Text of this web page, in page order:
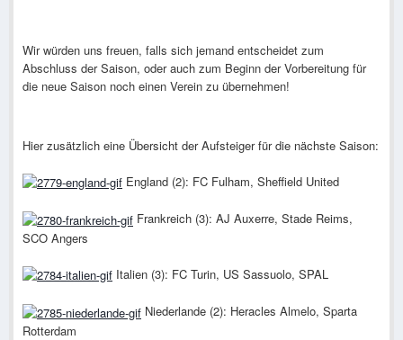
Wir würden uns freuen, falls sich jemand entscheidet zum
Abschluss der Saison, oder auch zum Beginn der Vorbereitung für
die neue Saison noch einen Verein zu übernehmen!
Hier zusätzlich eine Übersicht der Aufsteiger für die nächste Saison:
England (2): FC Fulham, Sheffield United
Frankreich (3): AJ Auxerre, Stade Reims,
SCO Angers
Italien (3): FC Turin, US Sassuolo, SPAL
Niederlande (2): Heracles Almelo, Sparta
Rotterdam